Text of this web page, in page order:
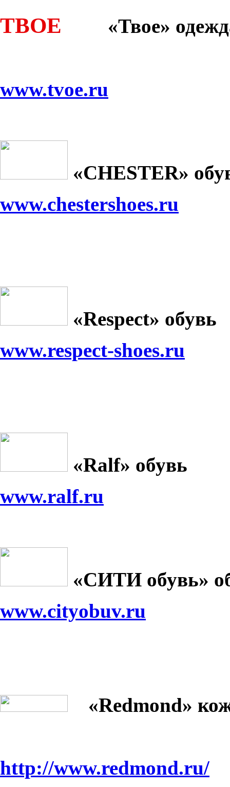
ТВОЕ «Твое»
www.tvoe.ru
«CHESTER»
www.chestershoes.ru
«Respect» обувь
www.respect-shoes.ru
«Ralf» обувь
www.ralf.ru
«СИТИ обувь»
www.cityobuv.ru
«Redmond»
http://www.redmond.ru/